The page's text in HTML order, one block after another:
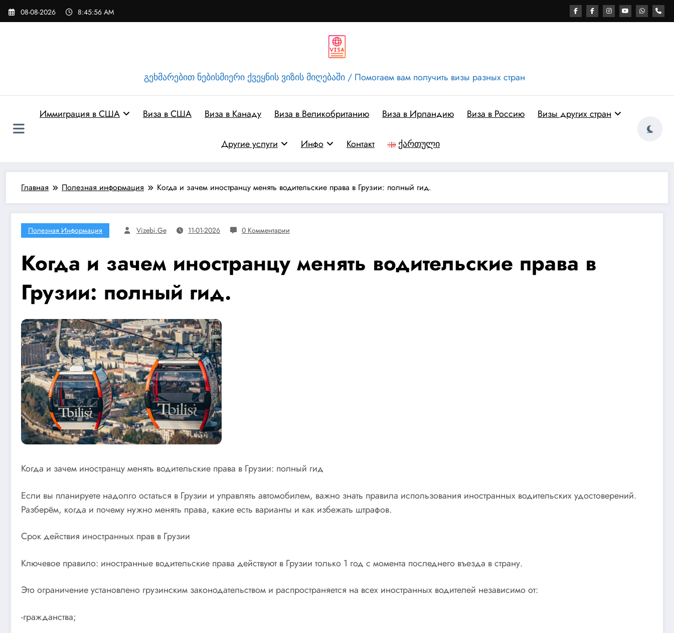
Перейти
08-08-2026 8:45:57 AM
გეხმარებით ნებისმიერი ქვეყნის ვიზის მიღებაში / Помогаем вам получить визы разных стран
Иммиграция в США Виза в США Виза в Канаду Виза в Великобританию Виза в Ирландию Виза в Россию Визы других стран
Другие услуги Инфо Контакт ქართული
Главная Полезная информация Когда и зачем иностранцу менять водительские права в Грузии: полный гид.
Полезная Информация Vizebi.ge 11-01-2026 0 Комментарии
Когда и зачем иностранцу менять водительские права в
Грузии: полный гид.
Когда и зачем иностранцу менять водительские права в Грузии: полный гид
Если вы планируете надолго остаться в Грузии и управлять автомобилем, важно знать правила использования иностранных водительских удостоверений.
Разберём, когда и почему нужно менять права, какие есть варианты и как избежать штрафов.
Срок действия иностранных прав в Грузии
Ключевое правило: иностранные водительские права действуют в Грузии только 1 год с момента последнего въезда в страну.
Это ограничение установлено грузинским законодательством и распространяется на всех иностранных водителей независимо от:
-гражданства;